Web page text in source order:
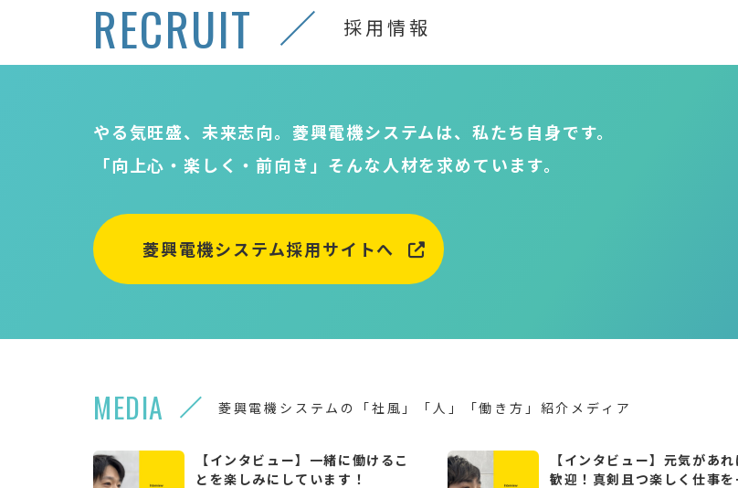
RECRUIT 採用情報
やる気旺盛、未来志向。菱興電機システムは、私たち自身です。
「向上心・楽しく・前向き」そんな人材を求めています。
菱興電機システム採用サイトへ
MEDIA 菱興電機システムの「社風」「人」「働き方」紹介メディア
【インタビュー】一緒に働けるこ
とを楽しみにしています！
【インタビュー】元気があ
歓迎！真剣且つ楽しく仕事を